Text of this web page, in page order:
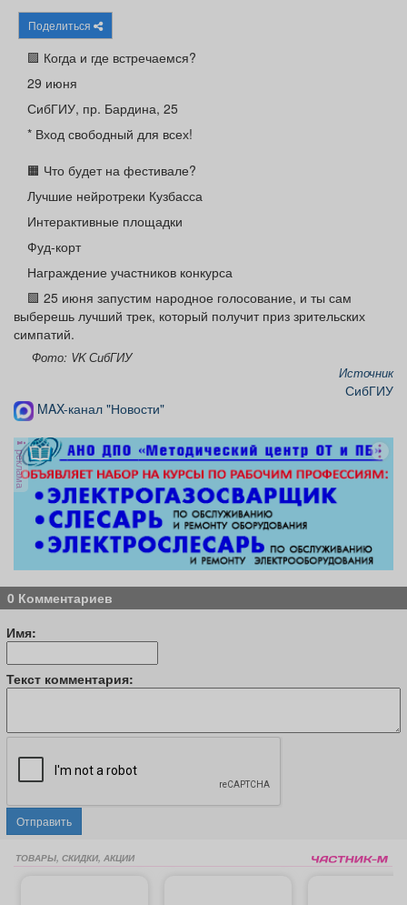
Афиша
Товары Поздравления
Я - пенсионер
Поделиться
🟪 Когда и где встречаемся?
29 июня
СибГИУ, пр. Бардина, 25
* Вход свободный для всех!
🟧 Что будет на фестивале?
Лучшие нейротреки Кузбасса
Интерактивные площадки
Фуд-корт
Награждение участников конкурса
🟩 25 июня запустим народное голосование, и ты сам
выберешь лучший трек, который получит приз зрительских
симпатий.
Фото: VK СибГИУ
Источник
СибГИУ
MAX-канал "Новости"
реклама
0 Комментариев
Имя:
Текст комментария:
Отправить
ТОВАРЫ, СКИДКИ, АКЦИИ